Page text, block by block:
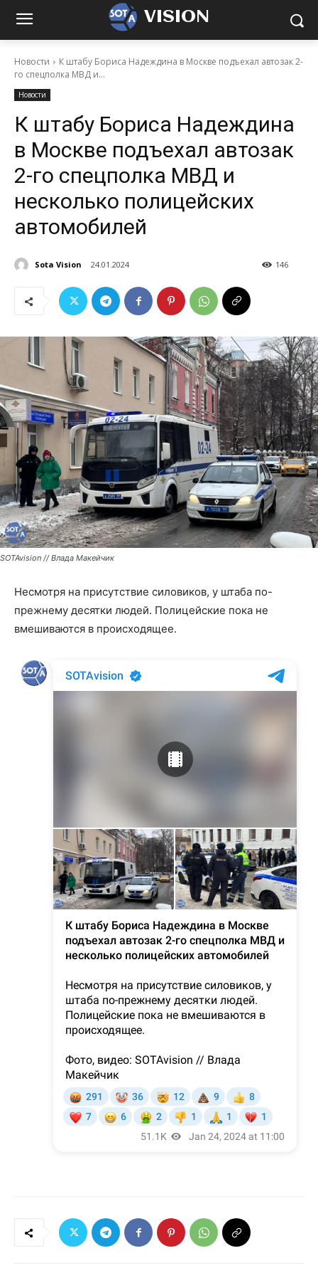
VISION
Новости
К штабу Бориса Надеждина в Москве подъехал автозак 2-
го спецполка МВД и...
Новости
К штабу Бориса Надеждина
в Москве подъехал автозак
2-го спецполка МВД и
несколько полицейских
автомобилей
Sota Vision 24.01.2024 146
SOTAvision // Влада Макейчик
Несмотря на присутствие силовиков, у штаба по-
прежнему десятки людей. Полицейские пока не
вмешиваются в происходящее.